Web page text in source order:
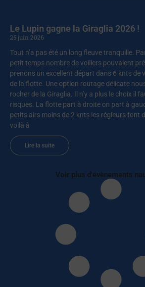
Le Lupin gagne la Giraglia 2026 !
25 juin 2026
Tout n’a pas été un long fleuve tranquille.
petit temps nombre de voiliers pouvaient
prenons un excellent départ dans 6 knts de
de la flotte. Une option routage délicate
rocher de la Giraglia. Il n’y a plus le choix il
risques. La flotte part à droite on part à
petits airs moins de 2 knts les régleurs font
voilà à
Lire la suite
Voir plus d'évènements